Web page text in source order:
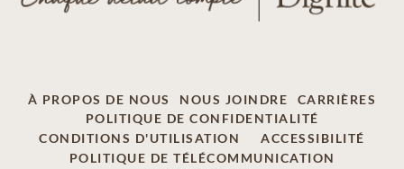
À PROPOS DE NOUS NOUS JOINDRE
CARRIÈRES
POLITIQUE DE CONFIDENTIALITÉ
CONDITIONS D'UTILISATION
ACCESSIBILITÉ
POLITIQUE DE TÉLÉCOMMUNICATION